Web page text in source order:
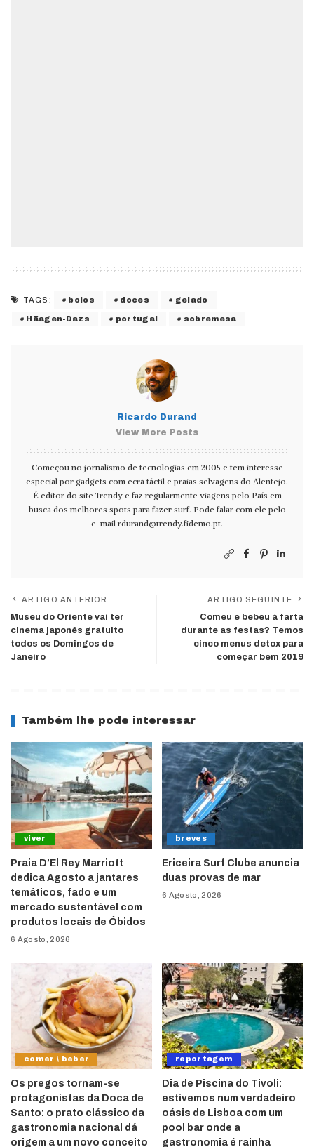
TAGS: bolos doces gelado
Häagen-Dazs portugal sobremesa
Ricardo Durand
View More Posts
Começou no jornalismo de tecnologias em 2005 e tem interesse
especial por gadgets com ecrã táctil e praias selvagens do Alentejo.
É editor do site Trendy e faz regularmente viagens pelo País em
busca dos melhores spots para fazer surf. Pode falar com ele pelo
e-mail rdurand@trendy.fidemo.pt.
ARTIGO ANTERIOR
Museu do Oriente vai ter
cinema japonês gratuito
todos os Domingos de
Janeiro
ARTIGO SEGUINTE
Comeu e bebeu à farta
durante as festas? Temos
cinco menus detox para
começar bem 2019
Também lhe pode interessar
viver
Praia D’El Rey Marriott
dedica Agosto a jantares
temáticos, fado e um
mercado sustentável com
produtos locais de Óbidos
6 Agosto, 2026
breves
Ericeira Surf Clube anuncia
duas provas de mar
6 Agosto, 2026
comer \ beber
Os pregos tornam-se
protagonistas da Doca de
Santo: o prato clássico da
gastronomia nacional dá
origem a um novo conceito
reportagem
Dia de Piscina do Tivoli:
estivemos num verdadeiro
oásis de Lisboa com um
pool bar onde a
gastronomia é rainha